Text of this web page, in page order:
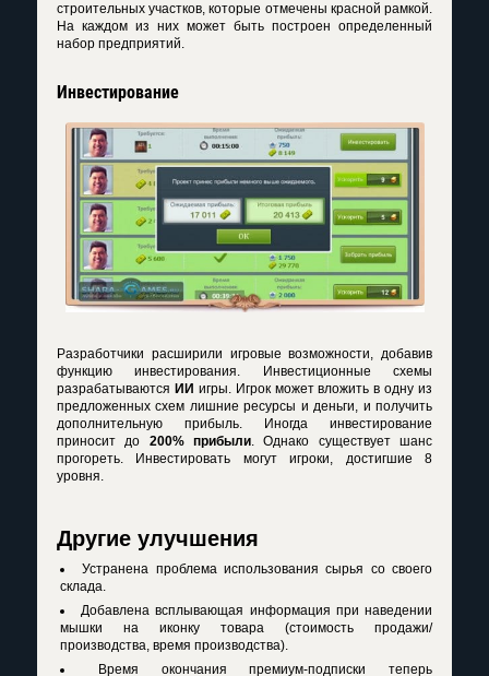
строительных участков, которые отмечены красной рамкой.
На каждом из них может быть построен определенный
набор предприятий.
Инвестирование
Разработчики расширили игровые возможности, добавив
функцию инвестирования. Инвестиционные схемы
разрабатываются ИИ игры. Игрок может вложить в одну из
предложенных схем лишние ресурсы и деньги, и получить
дополнительную прибыль. Иногда инвестирование
приносит до 200% прибыли. Однако существует шанс
прогореть. Инвестировать могут игроки, достигшие 8
уровня.
Другие улучшения
Устранена проблема использования сырья со своего
склада.
Добавлена всплывающая информация при наведении
мышки на иконку товара (стоимость продажи/
производства, время производства).
Время окончания премиум-подписки теперь